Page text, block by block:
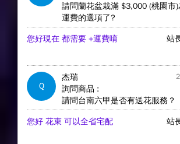
請問蘭花盆栽滿 $3,000 (桃園市
運費的選項了?
站
您好現在 都需要 +運費唷
Q
杰瑞
詢問商品 :
請問台南六甲是否有送花服務？
站
您好 花束 可以全省宅配